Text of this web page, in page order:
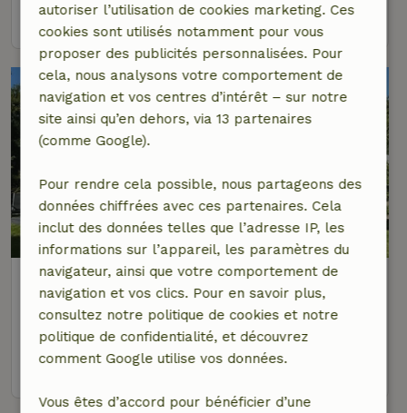
voir
Maison nature à Midsland
Îles de la Frise occidentale, Pays-Bas
9,5/10
5 personnes3 Chambres à coucher
autoriser l’utilisation de cookies marketing. Ces
cookies sont utilisés notamment pour vous
proposer des publicités personnalisées. Pour
cela, nous analysons votre comportement de
navigation et vos centres d’intérêt – sur notre
site ainsi qu’en dehors, via 13 partenaires
(comme Google).
Pour rendre cela possible, nous partageons des
données chiffrées avec ces partenaires. Cela
inclut des données telles que l’adresse IP, les
informations sur l’appareil, les paramètres du
navigateur, ainsi que votre comportement de
navigation et vos clics. Pour en savoir plus,
consultez notre politique de cookies et notre
politique de confidentialité, et découvrez
comment Google utilise vos données.
Vous êtes d’accord pour bénéficier d’une